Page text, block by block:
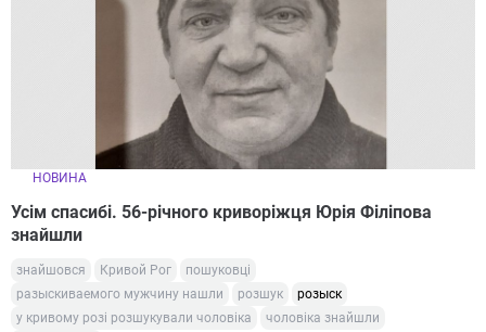
НОВИНА
Усім спасибі. 56-річного криворіжця Юрія Філіпова
знайшли
знайшовся Кривой Рог
пошуковці
разыскиваемого мужчину нашли
розшук
розыск
у кривому розі розшукували чоловіка
чоловіка знайшли